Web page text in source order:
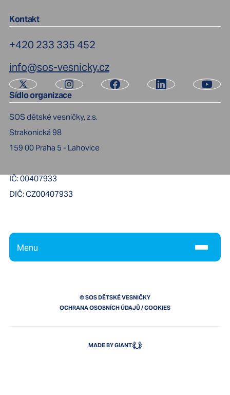
Kontakt
+420 233 335 452
info@sos-vesnicky.cz
Sídlo organizace
SOS dětské vesničky, z.s.
Strakonická 98
159 00 Praha 5 - Lahovice
IČ:00407933
DIČ:CZ00407933
Menu
© SOS DĚTSKÉ VESNIČKY
OCHRANA OSOBNÍCH ÚDAJŮ/COOKIES
MADE BY GIANT